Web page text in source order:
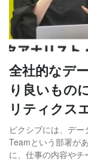
全社的なデ
り良いもの
リティクス
ピクシブには、デ
Teamという部署が
に、仕事の内容やチ